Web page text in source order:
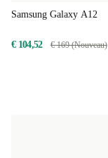
Samsung Galaxy A12
€ 104,52 € 169 (Nouveau)